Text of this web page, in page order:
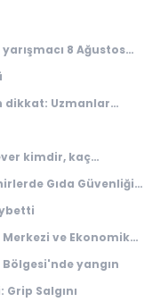
8 Ağustos
dikkat: Uzmanlar
kimdir, kaç
Gıda Güvenliği
ve Ekonomik
yangın
Salgını